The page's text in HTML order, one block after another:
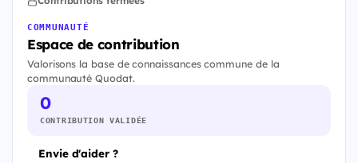
COMMUNAUTÉ
Espace de contribution
Valorisons la base de connaissances commune de la
communauté Quodat.
0
CONTRIBUTION VALIDÉE
Envie d'aider ?